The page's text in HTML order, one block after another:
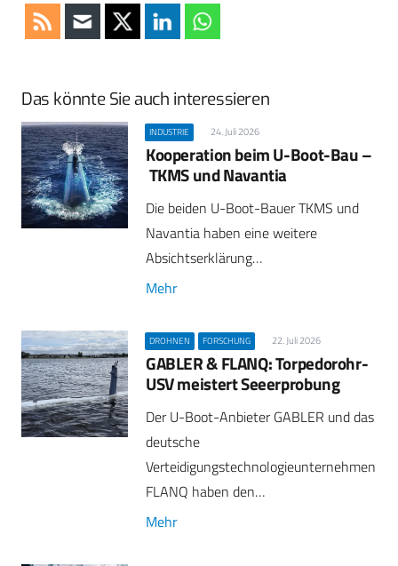
Das könnte Sie auch interessieren
INDUSTRIE 24. Juli 2026
Kooperation beim U-Boot-Bau –
TKMS und Navantia
Die beiden U-Boot-Bauer TKMS und
Navantia haben eine weitere
Absichtserklärung…
Mehr
DROHNEN FORSCHUNG 22. Juli 2026
GABLER & FLANQ: Torpedorohr-
USV meistert Seeerprobung
Der U-Boot-Anbieter GABLER und das
deutsche
Verteidigungstechnologieunternehmen
FLANQ haben den…
Mehr